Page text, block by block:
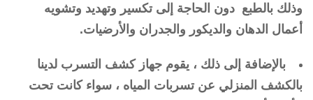
وذلك بالطبع دون الحاجة إلى تكسير وتهديد وتشويه
أعمال الدهان والديكور والجدران والأرضيات.
بالإضافة إلى ذلك ، يقوم جهاز كشف التسرب لدينا
بالكشف المنزلي عن تسربات المياه ، سواء كانت تحت